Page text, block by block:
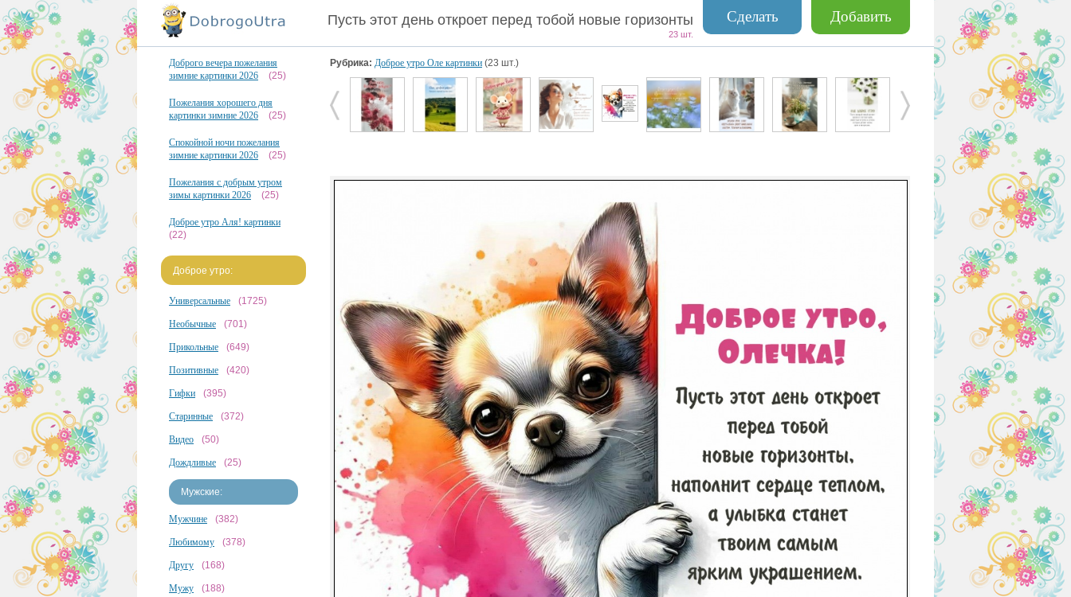
Добавить
Сделать
Пусть этот день откроет перед тобой новые горизонты
23 шт.
Доброго вечера пожелания
зимние картинки 2026
(25)
Пожелания хорошего дня
картинки зимние 2026
(25)
Спокойной ночи пожелания
зимние картинки 2026
(25)
Пожелания с добрым утром
зимы картинки 2026
(25)
Доброе утро Аля! картинки
(22)
Доброе утро:
Универсальные (1725)
Необычные (701)
Прикольные (649)
Позитивные (420)
Гифки (395)
Старинные (372)
Видео (50)
Дождливые (25)
Мужские:
Мужчине (382)
Любимому (378)
Другу (168)
Мужу (188)
Рубрика: Доброе утро Оле картинки (23 шт.)